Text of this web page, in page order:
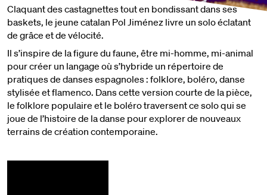
Claquant des castagnettes tout en bondissant dans ses
baskets, le jeune catalan Pol Jiménez livre un solo éclatant
de grâce et de vélocité.
Il s’inspire de la figure du faune, être mi-homme, mi-animal
pour créer un langage où s’hybride un répertoire de
pratiques de danses espagnoles : folklore, boléro, danse
stylisée et flamenco. Dans cette version courte de la pièce,
le folklore populaire et le boléro traversent ce solo qui se
joue de l’histoire de la danse pour explorer de nouveaux
terrains de création contemporaine.